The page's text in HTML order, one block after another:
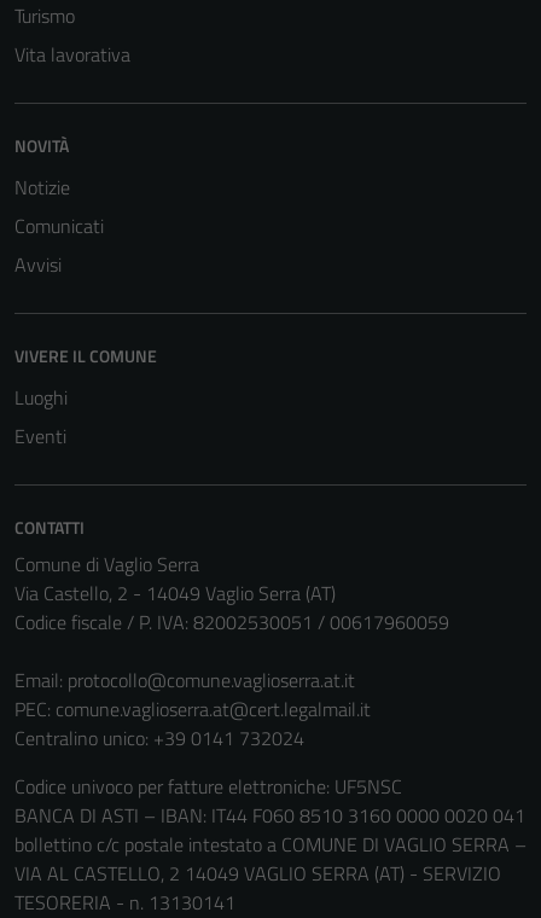
Turismo
Vita lavorativa
NOVITÀ
Notizie
Comunicati
Avvisi
VIVERE IL COMUNE
Luoghi
Eventi
CONTATTI
Comune di Vaglio Serra
Via Castello, 2 - 14049 Vaglio Serra (AT)
Codice fiscale / P. IVA: 82002530051 / 00617960059
Email: protocollo@comune.vaglioserra.at.it
PEC: comune.vaglioserra.at@cert.legalmail.it
Centralino unico: +39 0141 732024
Codice univoco per fatture elettroniche: UF5NSC
BANCA DI ASTI – IBAN: IT44 F060 8510 3160 0000 0020 041
bollettino c/c postale intestato a COMUNE DI VAGLIO SERRA –
VIA AL CASTELLO, 2 14049 VAGLIO SERRA (AT) - SERVIZIO
TESORERIA - n. 13130141